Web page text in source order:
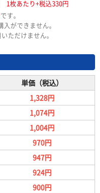
1枚あたり+税込330円
です。
ができません。
ただけません。
単価（税込）
1,328円
1,074円
1,004円
970円
947円
924円
900円